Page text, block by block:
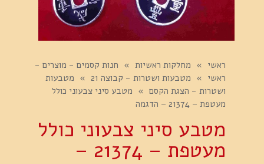
ראשי » מחלקות ראשיות » חנות קסמים - מוצרים -
ראשי » מטבעות ושטרות - קבוצה 21 » מטבעות
ושטרות - הצגת הקסם » מטבע סיני צבעוני כולל
מעטפת – 21374 – הדגמה
מטבע סיני צבעוני כולל
מעטפת – 21374 –